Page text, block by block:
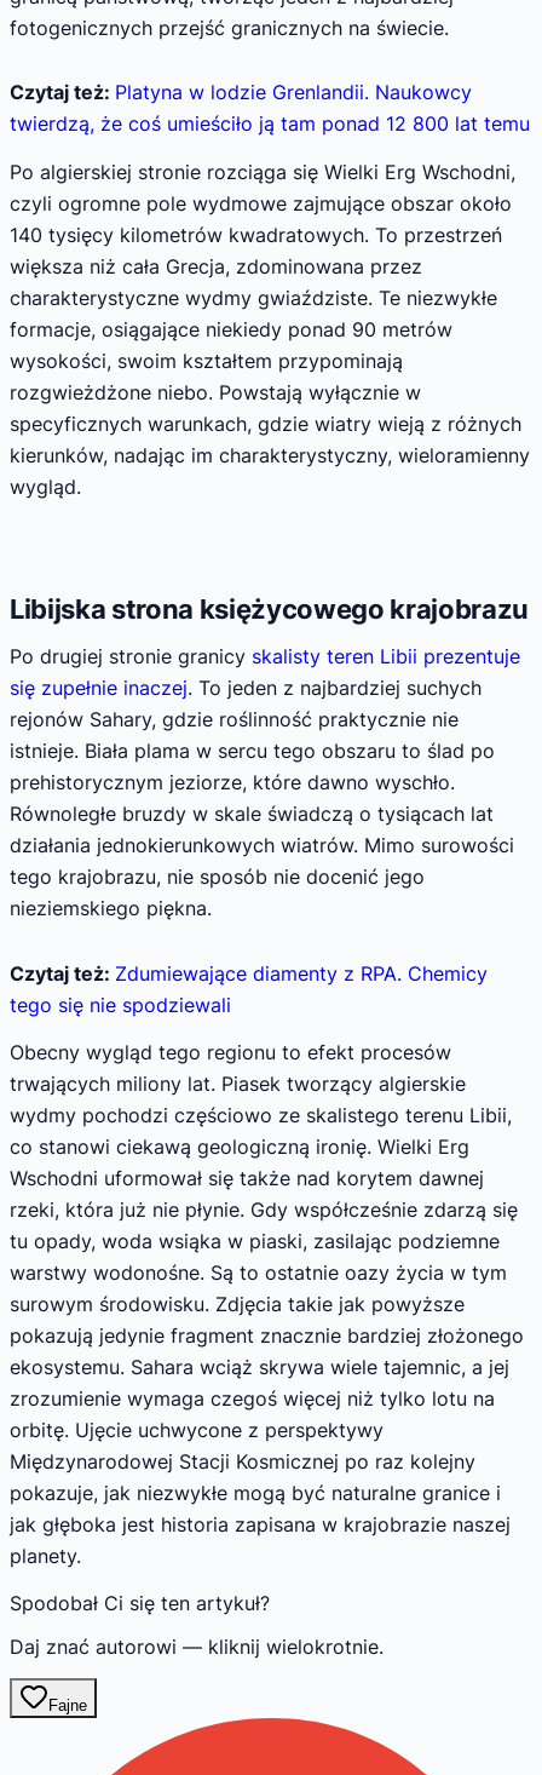
fotogenicznych przejść granicznych na świecie.
Czytaj też: Platyna w lodzie Grenlandii. Naukowcy
twierdzą, że coś umieściło ją tam ponad 12 800 lat temu
Po algierskiej stronie rozciąga się Wielki Erg Wschodni,
czyli ogromne pole wydmowe zajmujące obszar około
140 tysięcy kilometrów kwadratowych. To przestrzeń
większa niż cała Grecja, zdominowana przez
charakterystyczne wydmy gwiaździste. Te niezwykłe
formacje, osiągające niekiedy ponad 90 metrów
wysokości, swoim kształtem przypominają
rozgwieżdżone niebo. Powstają wyłącznie w
specyficznych warunkach, gdzie wiatry wieją z różnych
kierunków, nadając im charakterystyczny, wieloramienny
wygląd.
Libijska strona księżycowego krajobrazu
Po drugiej stronie granicy skalisty teren Libii prezentuje
się zupełnie inaczej. To jeden z najbardziej suchych
rejonów Sahary, gdzie roślinność praktycznie nie
istnieje. Biała plama w sercu tego obszaru to ślad po
prehistorycznym jeziorze, które dawno wyschło.
Równoległe bruzdy w skale świadczą o tysiącach lat
działania jednokierunkowych wiatrów. Mimo surowości
tego krajobrazu, nie sposób nie docenić jego
nieziemskiego piękna.
Czytaj też: Zdumiewające diamenty z RPA. Chemicy
tego się nie spodziewali
Obecny wygląd tego regionu to efekt procesów
trwających miliony lat. Piasek tworzący algierskie
wydmy pochodzi częściowo ze skalistego terenu Libii,
co stanowi ciekawą geologiczną ironię. Wielki Erg
Wschodni uformował się także nad korytem dawnej
rzeki, która już nie płynie. Gdy współcześnie zdarzą się
tu opady, woda wsiąka w piaski, zasilając podziemne
warstwy wodonośne. Są to ostatnie oazy życia w tym
surowym środowisku. Zdjęcia takie jak powyższe
pokazują jedynie fragment znacznie bardziej złożonego
ekosystemu. Sahara wciąż skrywa wiele tajemnic, a jej
zrozumienie wymaga czegoś więcej niż tylko lotu na
orbitę. Ujęcie uchwycone z perspektywy
Międzynarodowej Stacji Kosmicznej po raz kolejny
pokazuje, jak niezwykłe mogą być naturalne granice i
jak głęboka jest historia zapisana w krajobrazie naszej
planety.
Spodobał Ci się ten artykuł?
Daj znać autorowi — kliknij wielokrotnie.
Fajne